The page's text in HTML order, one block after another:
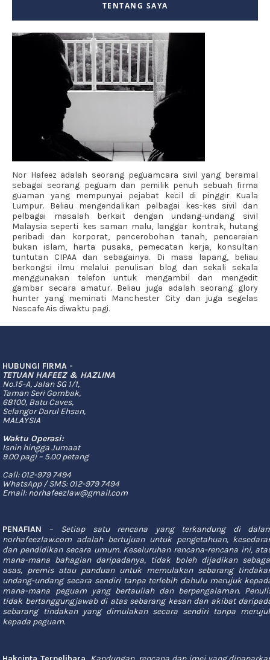
TENTANG SAYA
Nor Hafeez adalah seorang peguamcara sivil yang beramal
sebagai seorang peguam dan pemilik penuh sebuah firma
guaman yang mempunyai pejabat kecil di pinggir Kuala
Lumpur. Beliau mengendalikan pelbagai kes-kes sivil dan
pelbagai masalah berkait dengan undang-undang sivil
Malaysia seperti kes saman malu, langgar kontrak, hutang
peribadi dan korporat, pencerobohan tanah, penceraian
bukan islam, harta pusaka, pemecatan kerja, konsultan
tuntutan CIPAA dan sebagainya. Di masa lapang, beliau
berkongsi ilmu melalui penulisan blog dan sekali sekala
menggunakan telefon untuk mengambil dan mengedit
gambar secara amatur. Beliau juga adalah seorang glory
hunter yang meminati Manchester City dan juga segelas
Nescafe Ais diwaktu pagi.
HUBUNGI FIRMA -
TETUAN HAFEEZ & HAZLINA
No.15-A, Jalan SG 1/1,
Taman Seri Gombak,
68100, Batu Caves,
Selangor Darul Ehsan,
MALAYSIA
Waktu Operasi:
Isnin hingga Jumaat
9.00 pagi – 5.00 petang
Call:012-979 7494
WhatsApp / SMS:012-979 7494
Email:norhafeezlaw@gmail.com
PENAFIAN – Setiap satu rencana yang terkandung di
norhafeezlaw.com adalah bertujuan untuk pengetahuan,
dan pendidikan secara umum. Keseluruhan rencana-rencana ini,
mana-mana bahagian daripadanya, tidak boleh dijadikan
asas, premis atau panduan untuk memulakan sebarang
undang-undang secara sendiri tanpa terlebih dahulu merujuk
mana-mana peguam yang bertauliah dan berpengalaman.
tidak bertanggungjawab di atas sebarang kesan dan akibat
sebarang tindakan yang dimulakan secara sendiri tanpa
kepada peguam.